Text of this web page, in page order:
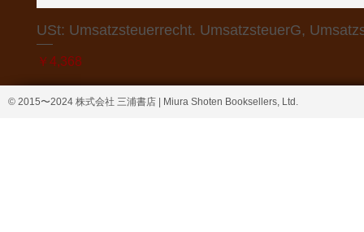
USt: Umsatzsteuerrecht. UmsatzsteuerG,
価格
￥4,368
© 2015〜2024 株式会社 三浦書店 | Miura Shoten Booksellers, Ltd.